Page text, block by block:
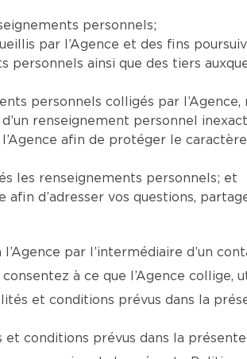
personnels;
par l’Agence et des fins
ainsi que des tiers
personnels colligés par
renseignement personnel
afin de protéger le
les renseignements personnels; et
d’adresser vos questions,
par l’intermédiaire d’un
à ce que l’Agence collige,
et conditions prévus dans la
conditions prévus dans la